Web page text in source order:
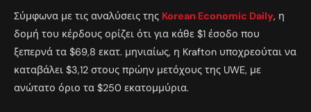
Σύμφωνα με τις αναλύσεις της Korean Economic Daily, η
δομή του κέρδους ορίζει ότι για κάθε $1 έσοδο που
ξεπερνά τα $69,8 εκατ. μηνιαίως, η Krafton υποχρεούται να
καταβάλει $3,12 στους πρώην μετόχους της UWE, με
ανώτατο όριο τα $250 εκατομμύρια.